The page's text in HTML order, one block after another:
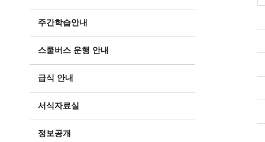
주간학습안내
스쿨버스 운행 안내
급식 안내
서식자료실
정보공개